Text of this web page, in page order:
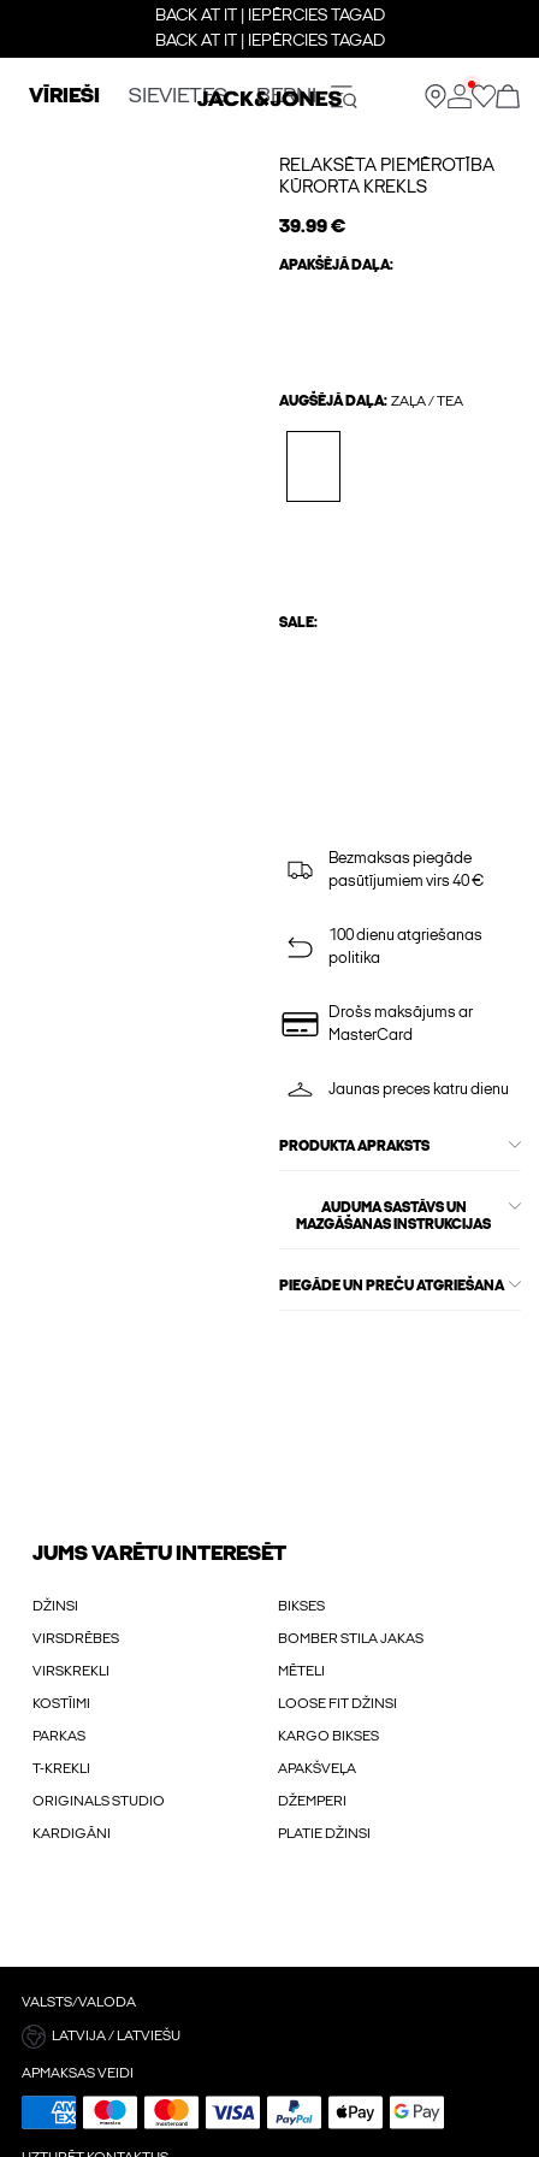
BACK AT IT | IEPĒRCIES TAGAD
BACK AT IT | IEPĒRCIES TAGAD
VĪRIEŠI SIEVIETES BERNI
RELAKSĒTA PIEMĒROTĪBA
KŪRORTA KREKLS
39.99 €
APAKŠĒJĀ DAĻA:
AUGŠĒJĀ DAĻA: ZAĻA / TEA
SALE:
Bezmaksas piegāde
pasūtījumiem virs 40 €
100 dienu atgriešanas
politika
Drošs maksājums ar
MasterCard
Jaunas preces katru dienu
PRODUKTA APRAKSTS
AUDUMA SASTĀVS UN
MAZGĀŠANAS INSTRUKCIJAS
PIEGĀDE UN PREČU ATGRIEŠANA
JUMS VARĒTU INTERESĒT
DŽINSI BIKSES
VIRSDRĒBES BOMBER STILA JAKAS
VIRSKREKLI MĒTELI
KOSTĪIMI LOOSE FIT DŽINSI
PARKAS KARGO BIKSES
T-KREKLI APAKŠVEĻA
ORIGINALS STUDIO DŽEMPERI
KARDIGĀNI PLATIE DŽINSI
VALSTS/VALODA
LATVIJA / LATVIEŠU
APMAKSAS VEIDI